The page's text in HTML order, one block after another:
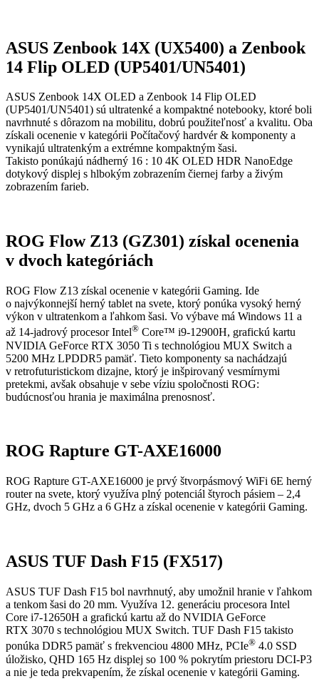
ASUS Zenbook 14X (UX5400) a Zenbook
14 Flip OLED (UP5401/UN5401)
ASUS Zenbook 14X OLED a Zenbook 14 Flip OLED
(UP5401/UN5401) sú ultratenké a kompaktné notebooky, ktoré boli
navrhnuté s dôrazom na mobilitu, dobrú použiteľnosť a kvalitu. Oba
získali ocenenie v kategórii Počítačový hardvér & komponenty a
vynikajú ultratenkým a extrémne kompaktným šasi.
Takisto ponúkajú nádherný 16 : 10 4K OLED HDR NanoEdge
dotykový displej s hlbokým zobrazením čiernej farby a živým
zobrazením farieb.
ROG Flow Z13 (GZ301) získal ocenenia
v dvoch kategóriách
ROG Flow Z13 získal ocenenie v kategórii Gaming. Ide
o najvýkonnejší herný tablet na svete, ktorý ponúka vysoký herný
výkon v ultratenkom a ľahkom šasi. Vo výbave má Windows 11 a
až 14-jadrový procesor Intel® Core™ i9-12900H, grafickú kartu
NVIDIA GeForce RTX 3050 Ti s technológiou MUX Switch a
5200 MHz LPDDR5 pamäť. Tieto komponenty sa nachádzajú
v retrofuturistickom dizajne, ktorý je inšpirovaný vesmírnymi
pretekmi, avšak obsahuje v sebe víziu spoločnosti ROG:
budúcnosťou hrania je maximálna prenosnosť.
ROG Rapture GT-AXE16000
ROG Rapture GT-AXE16000 je prvý štvorpásmový WiFi 6E herný
router na svete, ktorý využíva plný potenciál štyroch pásiem – 2,4
GHz, dvoch 5 GHz a 6 GHz a získal ocenenie v kategórii Gaming.
ASUS TUF Dash F15 (FX517)
ASUS TUF Dash F15 bol navrhnutý, aby umožnil hranie v ľahkom
a tenkom šasi do 20 mm. Využíva 12. generáciu procesora Intel
Core i7-12650H a grafickú kartu až do NVIDIA GeForce
RTX 3070 s technológiou MUX Switch. TUF Dash F15 takisto
ponúka DDR5 pamäť s frekvenciou 4800 MHz, PCIe® 4.0 SSD
úložisko, QHD 165 Hz displej so 100 % pokrytím priestoru DCI-P3
a nie je teda prekvapením, že získal ocenenie v kategórii Gaming.